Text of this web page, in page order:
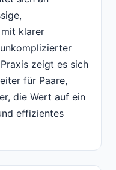
klarer
zeigt es sich
für Paare,
die Wert auf ein
effizientes